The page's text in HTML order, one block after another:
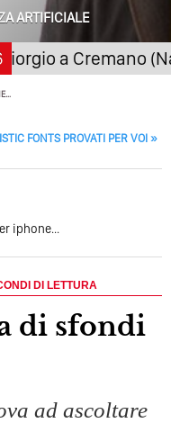
ARTIFICIALE
a Cremano
FONTS PROVATI PER VOI »
iphone...
DI LETTURA
ad ascoltare